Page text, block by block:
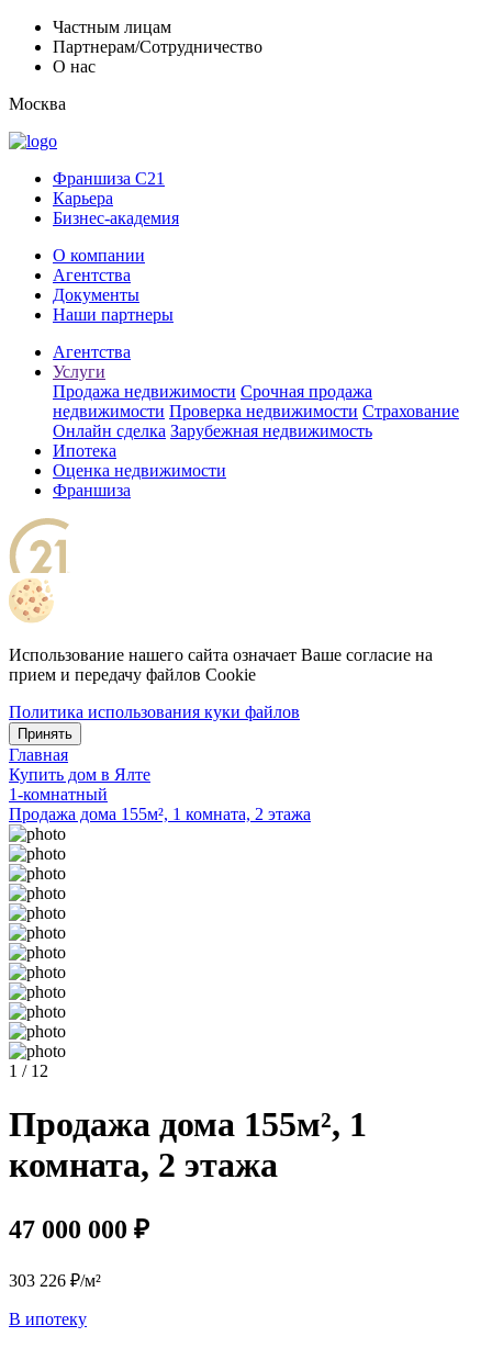
Частным лицам
Партнерам/Сотрудничество
О нас
Москва
Франшиза C21
Карьера
Бизнес-академия
О компании
Агентства
Документы
Наши партнеры
Агентства
Услуги
Продажа недвижимости Срочная продажа
недвижимости Проверка недвижимости Страхование
Онлайн сделка Зарубежная недвижимость
Ипотека
Оценка недвижимости
Франшиза
Использование нашего сайта означает Ваше согласие на
прием и передачу файлов Cookie
Политика использования куки файлов
Принять
Главная
Купить дом в Ялте
1-комнатный
Продажа дома 155м², 1 комната, 2 этажа
1 / 12
Продажа дома 155м², 1
комната, 2 этажа
47 000 000 ₽
303 226 ₽/м²
В ипотеку